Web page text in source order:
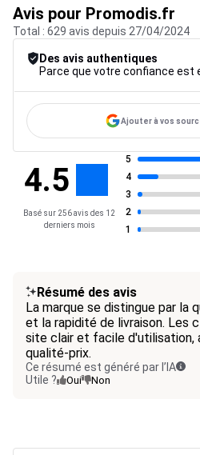
Avis pour Promodis.fr
Total : 629 avis depuis 27/04/2024
Des avis authentiques
Ajouter à vos
4.5
Basé sur 256 avis des 12
derniers mois
5
4
3
2
1
Résumé des avis
La marque se distingue par la
et la rapidité de livraison. Les
site clair et facile d'utilisation,
qualité-prix.
Ce résumé est généré par l’IA
Utile ?
Oui Non